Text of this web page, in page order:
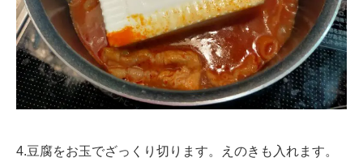
4.豆腐をお玉でざっくり切ります。えのきも入れます。